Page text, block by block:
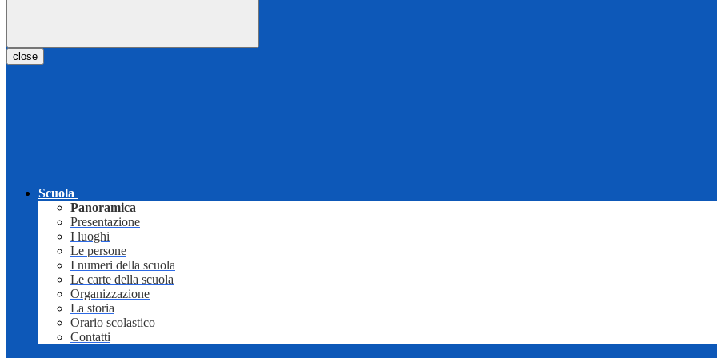
close
Scuola
Panoramica
Presentazione
I luoghi
Le persone
I numeri della scuola
Le carte della scuola
Organizzazione
La storia
Orario scolastico
Contatti